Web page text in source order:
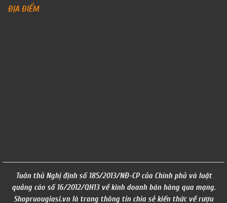
ĐỊA ĐIỂM
Tuân thủ Nghị định số 185/2013/NĐ-CP của Chính phủ và luật
quảng cáo số 16/2012/QH13 về kinh doanh bán hàng qua mạng.
Shopruougiasi.vn là trang thông tin chia sẻ kiến thức về rượu